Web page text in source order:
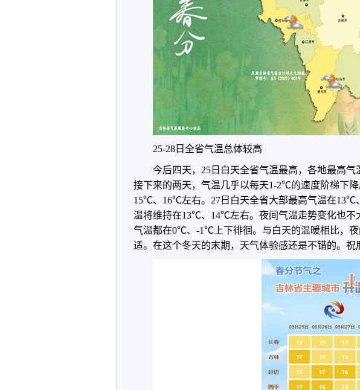
25-28日全省气温总体较高
今后四天，25日白天全省气温最高，各地最高
接下来的两天，气温几乎以每天1-2℃的速度阶梯下
15℃、16℃左右。27日白天全省大部最高气温在13℃
温将维持在13℃、14℃左右。夜间气温走势变化也不
气温都在0℃、-1℃上下徘徊。与白天的温暖相比，
适。在这个冬天的末期，天气体验感还是不错的。祝